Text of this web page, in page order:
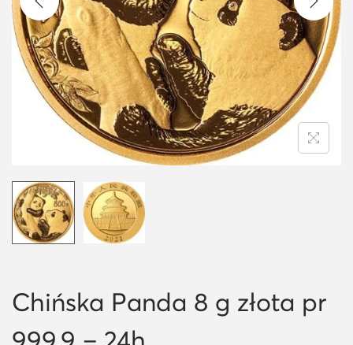
i
o
n
Chińska Panda 8 g złota pr